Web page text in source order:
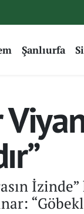
Şanlıurfa